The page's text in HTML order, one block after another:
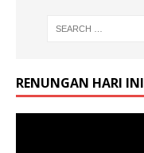
RENUNGAN HARI INI